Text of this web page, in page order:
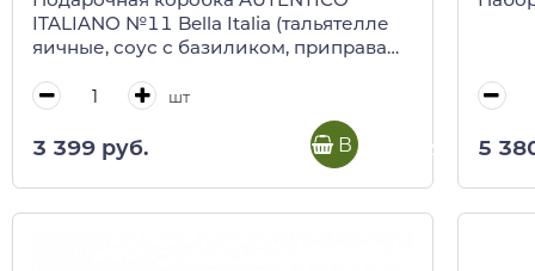
ITALIANO №11 Bella Italia (тальятелле
яичные, соус с базиликом, приправа
шт
3 399 руб. В корзину 5